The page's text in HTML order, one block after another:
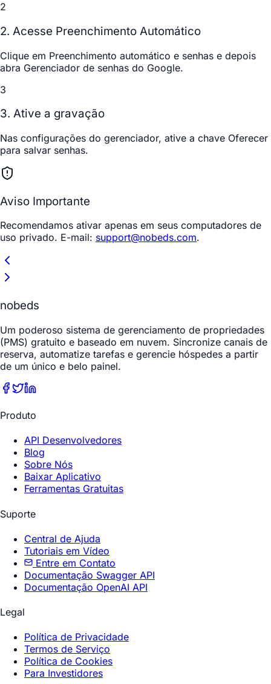
2
2. Acesse Preenchimento Automático
Clique em Preenchimento automático e senhas e depois
abra Gerenciador de senhas do Google.
3
3. Ative a gravação
Nas configurações do gerenciador, ative a chave Oferecer
para salvar senhas.
Aviso Importante
Recomendamos ativar apenas em seus computadores de
uso privado. E-mail: support@nobeds.com.
nobeds
Um poderoso sistema de gerenciamento de propriedades
(PMS) gratuito e baseado em nuvem. Sincronize canais de
reserva, automatize tarefas e gerencie hóspedes a partir
de um único e belo painel.
Produto
API Desenvolvedores
Blog
Sobre Nós
Baixar Aplicativo
Ferramentas Gratuitas
Suporte
Central de Ajuda
Tutoriais em Vídeo
Entre em Contato
Documentação Swagger API
Documentação OpenAI API
Legal
Política de Privacidade
Termos de Serviço
Política de Cookies
Para Investidores